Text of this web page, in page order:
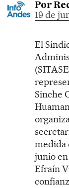
Por
19 de
El
Sinche
medida
junio
Efraín